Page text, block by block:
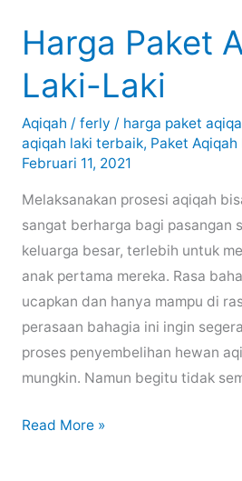
Harga Paket
Laki-Laki
Aqiqah / ferly / harga paket
aqiqah laki terbaik, Paket
Februari 11, 2021
Melaksanakan prosesi aqiqah
sangat berharga bagi pasangan
keluarga besar, terlebih untuk
anak pertama mereka. Rasa
ucapkan dan hanya mampu di
perasaan bahagia ini ingin
proses penyembelihan hewan
mungkin. Namun begitu tidak
Harga
Read More »